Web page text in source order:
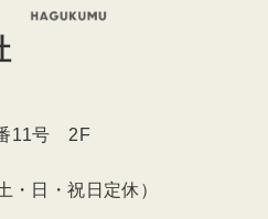
11号 2F
・日・祝日定休）